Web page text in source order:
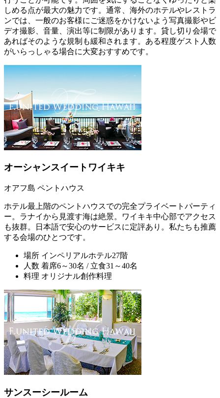
しめる点が最大の魅力です。通常、海外のホテルやレストラ
ンでは、一般のお客様にご迷惑をかけないよう写真撮影やビ
デオ撮影、音量、演出等に制限があります。貸し切り会場で
あればそのような規制も緩和されます。ある程度ゲスト人数
がいらっしゃる場合に大変おすすめです。
オーシャンスイートワイキキ
オアフ島 ペントハウス
ホテル最上階のペントハウスでの完全プライベートパーティ
ー。ラナイから見渡す海は絶景。ワイキキ中心部でアクセス
も抜群。日本語で安心のサービスに定評あり。私たちも推薦
する会場のひとつです。
場所 インペリアルホテル27階
人数 着席6～30名 / 立食31～40名
料理 オリジナル創作料理
サンスーシールーム